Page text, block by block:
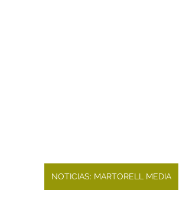
NOTICIAS: MARTORELL MEDIA